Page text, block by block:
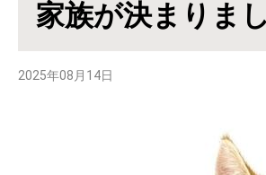
家族が決まりま
2025年08月14日